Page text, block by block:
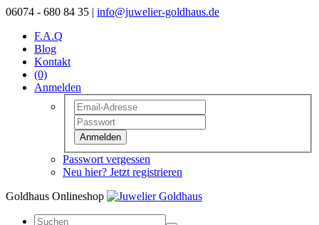
06074 - 680 84 35 | info@juwelier-goldhaus.de
F.A.Q
Blog
Kontakt
(0)
Anmelden
Anmelden
Passwort vergessen
Neu hier? Jetzt registrieren
Goldhaus Onlineshop